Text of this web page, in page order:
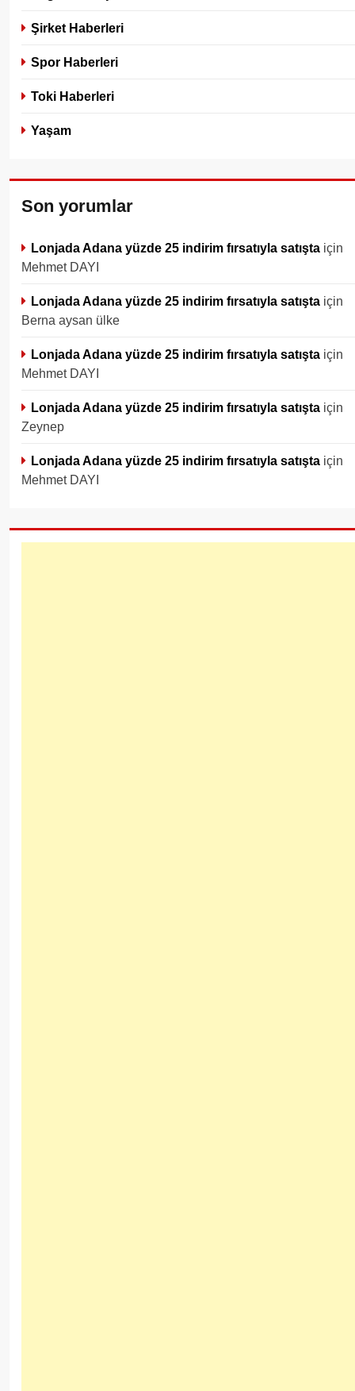
Şirket Haberleri
Spor Haberleri
Toki Haberleri
Yaşam
Son yorumlar
Lonjada Adana yüzde 25 indirim fırsatıyla satışta için
Mehmet DAYI
Lonjada Adana yüzde 25 indirim fırsatıyla satışta için
Berna aysan ülke
Lonjada Adana yüzde 25 indirim fırsatıyla satışta için
Mehmet DAYI
Lonjada Adana yüzde 25 indirim fırsatıyla satışta için
Zeynep
Lonjada Adana yüzde 25 indirim fırsatıyla satışta için
Mehmet DAYI